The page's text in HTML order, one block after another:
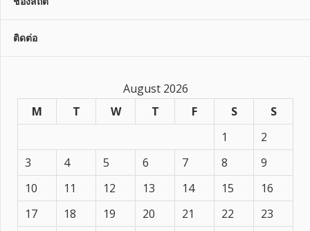
ติดต่อ
August 2026
M
T W T F S S
1
2
3
4 5 6 7 8
9
10
11 12 13 14 15
16
17
18 19 20 21 22
23